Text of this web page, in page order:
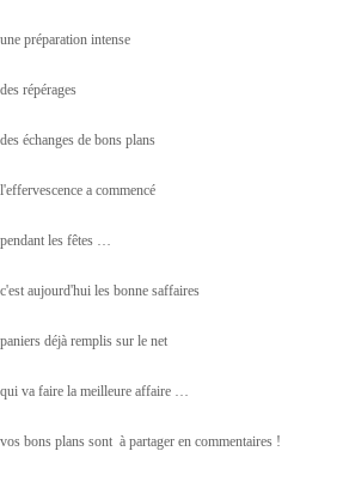
une préparation intense
des répérages
des échanges de bons plans
l'effervescence a commencé
pendant les fêtes …
c'est aujourd'hui les bonne saffaires
paniers déjà remplis sur le net
qui va faire la meilleure affaire …
vos bons plans sont à partager en commentaires !